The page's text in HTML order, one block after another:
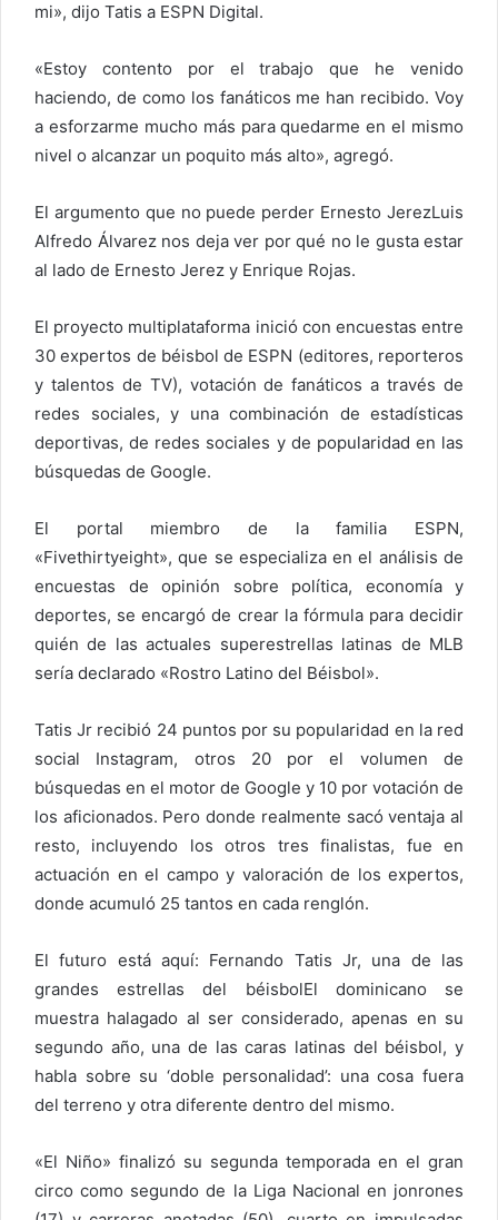
mi», dijo Tatis a ESPN Digital.
«Estoy contento por el trabajo que he venido
haciendo, de como los fanáticos me han recibido. Voy
a esforzarme mucho más para quedarme en el mismo
nivel o alcanzar un poquito más alto», agregó.
El argumento que no puede perder Ernesto JerezLuis
Alfredo Álvarez nos deja ver por qué no le gusta estar
al lado de Ernesto Jerez y Enrique Rojas.
El proyecto multiplataforma inició con encuestas entre
30 expertos de béisbol de ESPN (editores, reporteros
y talentos de TV), votación de fanáticos a través de
redes sociales, y una combinación de estadísticas
deportivas, de redes sociales y de popularidad en las
búsquedas de Google.
El portal miembro de la familia ESPN,
«Fivethirtyeight», que se especializa en el análisis de
encuestas de opinión sobre política, economía y
deportes, se encargó de crear la fórmula para decidir
quién de las actuales superestrellas latinas de MLB
sería declarado «Rostro Latino del Béisbol».
Tatis Jr recibió 24 puntos por su popularidad en la red
social Instagram, otros 20 por el volumen de
búsquedas en el motor de Google y 10 por votación de
los aficionados. Pero donde realmente sacó ventaja al
resto, incluyendo los otros tres finalistas, fue en
actuación en el campo y valoración de los expertos,
donde acumuló 25 tantos en cada renglón.
El futuro está aquí: Fernando Tatis Jr, una de las
grandes estrellas del béisbolEl dominicano se
muestra halagado al ser considerado, apenas en su
segundo año, una de las caras latinas del béisbol, y
habla sobre su ‘doble personalidad’: una cosa fuera
del terreno y otra diferente dentro del mismo.
«El Niño» finalizó su segunda temporada en el gran
circo como segundo de la Liga Nacional en jonrones